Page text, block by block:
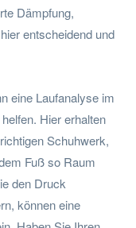
Dämpfung,
entscheidend und
eine Laufanalyse im
Hier erhalten
Schuhwerk,
Fuß so Raum
den Druck
können eine